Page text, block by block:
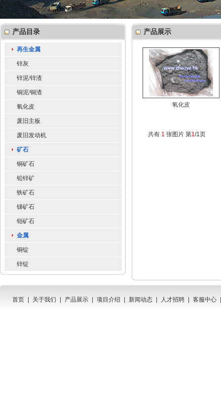
产品目录
再生金属
锌灰
锌泥/锌渣
铜泥/铜渣
氧化皮
废旧主板
废旧发动机
矿石
铜矿石
铅锌矿
铁矿石
锑矿石
钼矿石
金属
铜锭
锌锭
产品展示
氧化皮
共有 1 张图片 第1/1页
首页 关于我们 产品展示 项目介绍 新闻动态 人才招聘 客服中心